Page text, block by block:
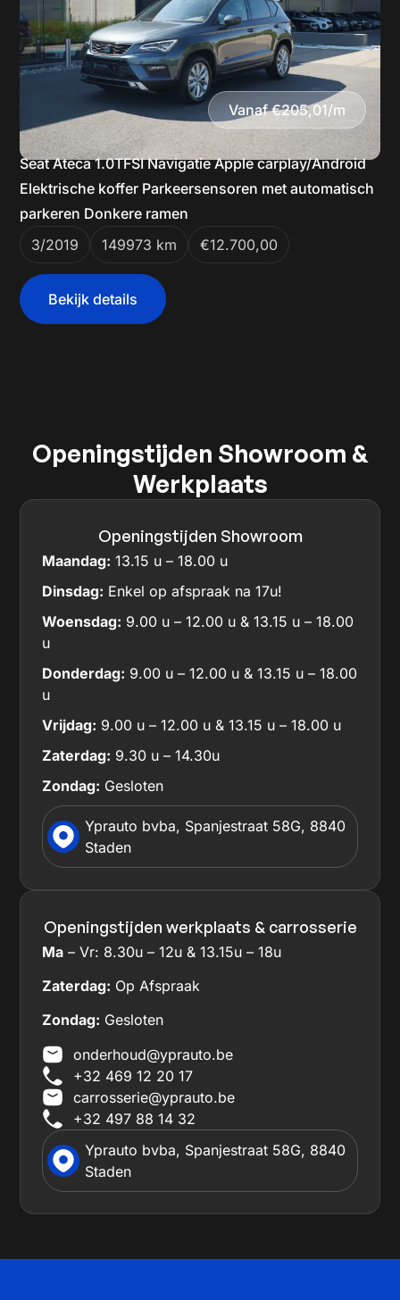
Vanaf €205,01/m
Seat Ateca 1.0TFSI Navigatie Apple carplay/Android
Elektrische koffer Parkeersensoren met automatisch
parkeren Donkere ramen
3/2019
149973 km €12.700,00
Bekijk details
Openingstijden Showroom &
Werkplaats
Openingstijden Showroom
Maandag: 13.15 u – 18.00 u
Dinsdag: Enkel op afspraak na 17u!
Woensdag: 9.00 u – 12.00 u & 13.15 u – 18.00
u
Donderdag: 9.00 u – 12.00 u & 13.15 u – 18.00
u
Vrijdag: 9.00 u – 12.00 u & 13.15 u – 18.00 u
Zaterdag: 9.30 u – 14.30u
Zondag: Gesloten
Yprauto bvba, Spanjestraat 58G, 8840
Staden
Openingstijden werkplaats & carrosserie
Ma – Vr: 8.30u – 12u & 13.15u – 18u
Zaterdag: Op Afspraak
Zondag: Gesloten
onderhoud@yprauto.be
+32 469 12 20 17
carrosserie@yprauto.be
+32 497 88 14 32
Yprauto bvba, Spanjestraat 58G, 8840
Staden